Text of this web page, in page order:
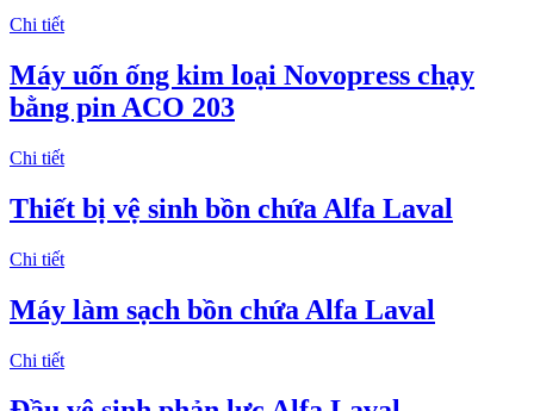
Chi tiết
Máy uốn ống kim loại Novopress chạy
bằng pin ACO 203
Chi tiết
Thiết bị vệ sinh bồn chứa Alfa Laval
Chi tiết
Máy làm sạch bồn chứa Alfa Laval
Chi tiết